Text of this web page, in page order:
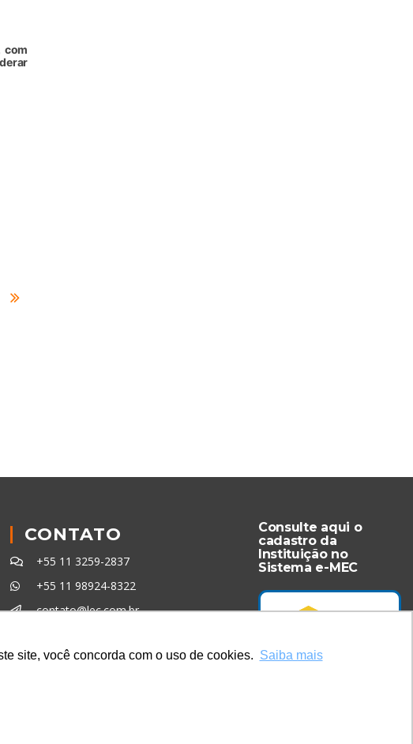
site, você concorda com o uso de cookies. Saiba mais
com
CONTATO
+55 11 3259-2837
+55 11 98924-8322
contato@lec.com.br
Consulte aqui o
cadastro da
Instituição no
Sistema e-MEC